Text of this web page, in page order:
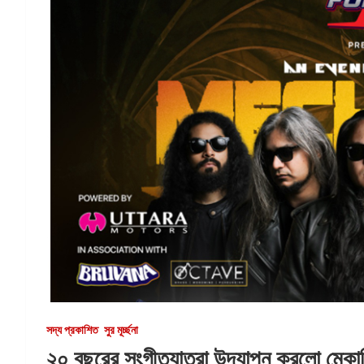
সদ্য প্রকাশিত সুর মূর্চ্ছনা